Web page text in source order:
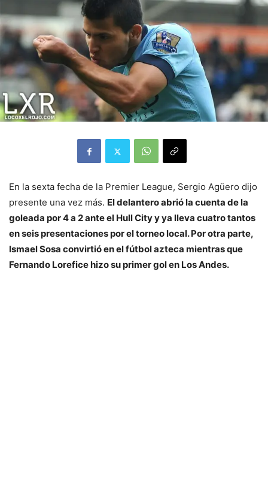
En la sexta fecha de la Premier League, Sergio Agüero dijo
presente una vez más. El delantero abrió la cuenta de la
goleada por 4 a 2 ante el Hull City y ya lleva cuatro tantos
en seis presentaciones por el torneo local. Por otra parte,
Ismael Sosa convirtió en el fútbol azteca mientras que
Fernando Lorefice hizo su primer gol en Los Andes.